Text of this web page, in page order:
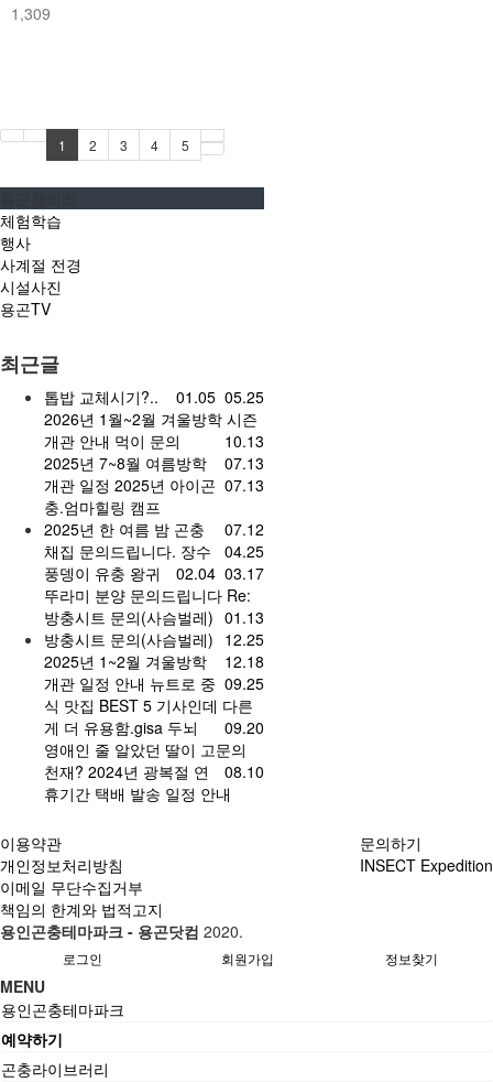
1,309
1 2 3 4 5
체험학습
행사
사계절 전경
시설사진
용곤TV
최근글
05.25
톱밥 교체시기?..
01.05
2026년 1월~2월 겨울방학 시즌
개관 안내
10.13
먹이 문의
07.13
2025년 7~8월 여름방학
개관 일정
07.13
2025년 아이곤
충.엄마힐링 캠프
07.12
2025년 한 여름 밤 곤충
채집
04.25
문의드립니다.
03.17
장수
풍뎅이 유충
02.04
왕귀
뚜라미 분양 문의드립니다
01.13
Re:
방충시트 문의(사슴벌레)
12.25
방충시트 문의(사슴벌레)
12.18
2025년 1~2월 겨울방학
개관 일정 안내
09.25
뉴트로 중
식 맛집 BEST 5 기사인데 다른
게 더 유용함.gisa
09.20
두뇌
영애인 줄 알았던 딸이 고문의
천재?
08.10
2024년 광복절 연
휴기간 택배 발송 일정 안내
이용약관
개인정보처리방침
이메일 무단수집거부
책임의 한계와 법적고지
문의하기
INSECT Expedition
용인곤충테마파크 - 용곤닷컴 2020.
로그인 회원가입 정보찾기
MENU
용인곤충테마파크
예약하기
곤충라이브러리